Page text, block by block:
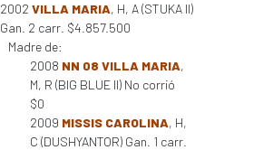
2002 VILLA MARIA, H, A (STUKA II)
Gan. 2 carr. $4.857.500
Madre de:
2008 NN 08 VILLA MARIA,
M, R (BIG BLUE II) No corrió
$0
2009 MISSIS CAROLINA, H,
C (DUSHYANTOR) Gan. 1 carr.